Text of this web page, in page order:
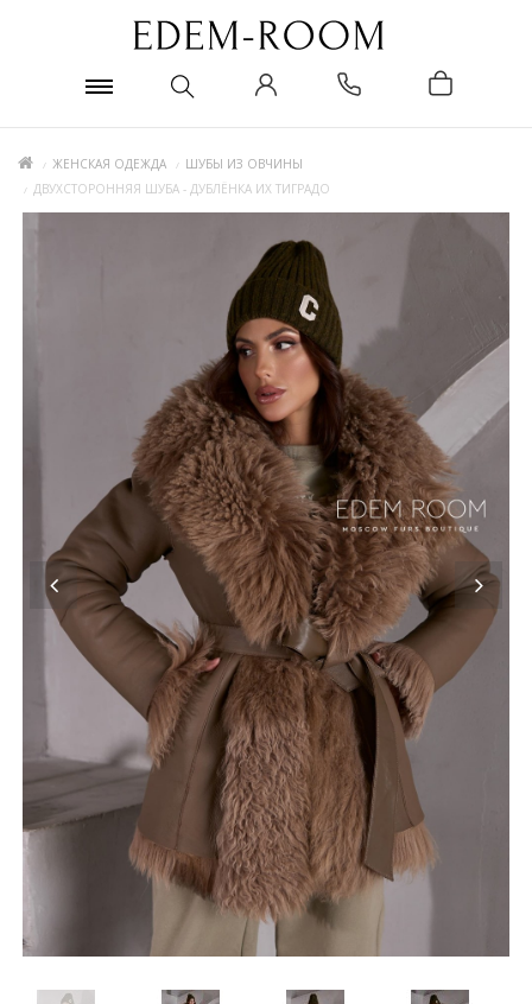
ЖЕНСКАЯ ОДЕЖДА
ШУБЫ ИЗ ОВЧИНЫ
ДВУХСТОРОННЯЯ ШУБА - ДУБЛЁНКА ИХ ТИГРАДО